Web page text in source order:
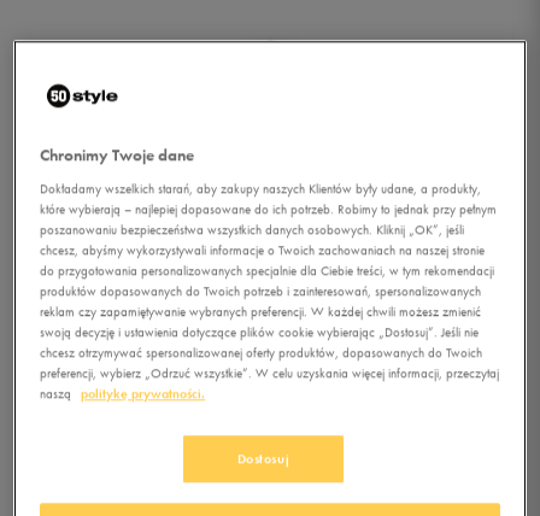
Chronimy Twoje dane
Dokładamy wszelkich starań, aby zakupy naszych Klientów były udane, a produkty,
które wybierają – najlepiej dopasowane do ich potrzeb. Robimy to jednak przy pełnym
poszanowaniu bezpieczeństwa wszystkich danych osobowych. Kliknij „OK”, jeśli
chcesz, abyśmy wykorzystywali informacje o Twoich zachowaniach na naszej stronie
do przygotowania personalizowanych specjalnie dla Ciebie treści, w tym rekomendacji
produktów dopasowanych do Twoich potrzeb i zainteresowań, spersonalizowanych
reklam czy zapamiętywanie wybranych preferencji. W każdej chwili możesz zmienić
swoją decyzję i ustawienia dotyczące plików cookie wybierając „Dostosuj”. Jeśli nie
chcesz otrzymywać spersonalizowanej oferty produktów, dopasowanych do Twoich
preferencji, wybierz „Odrzuć wszystkie”. W celu uzyskania więcej informacji, przeczytaj
naszą
politykę prywatności.
Dostosuj